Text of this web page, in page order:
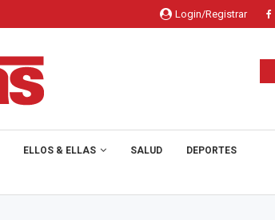
Login/Registrar
ELLOS & ELLAS SALUD DEPORTES